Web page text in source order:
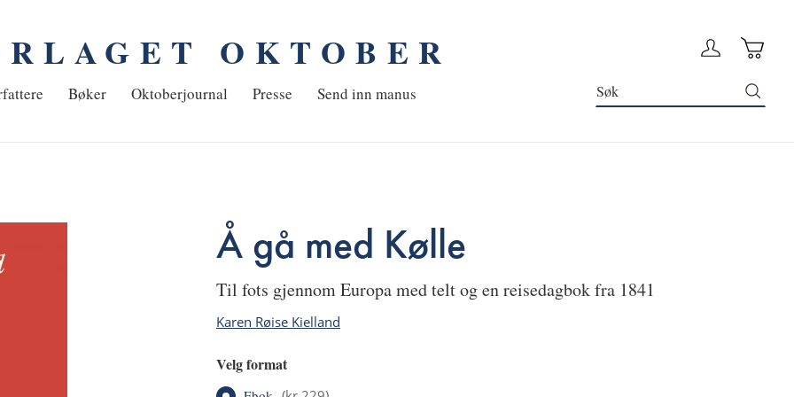
Logg
OKTOBER
Bøker Oktoberjournal Presse Send inn manus Søk
Å gå med Kølle
til fots gjennom Europa med telt og en reisedagbok fra 1841
Karen Røise Kielland
Velg format